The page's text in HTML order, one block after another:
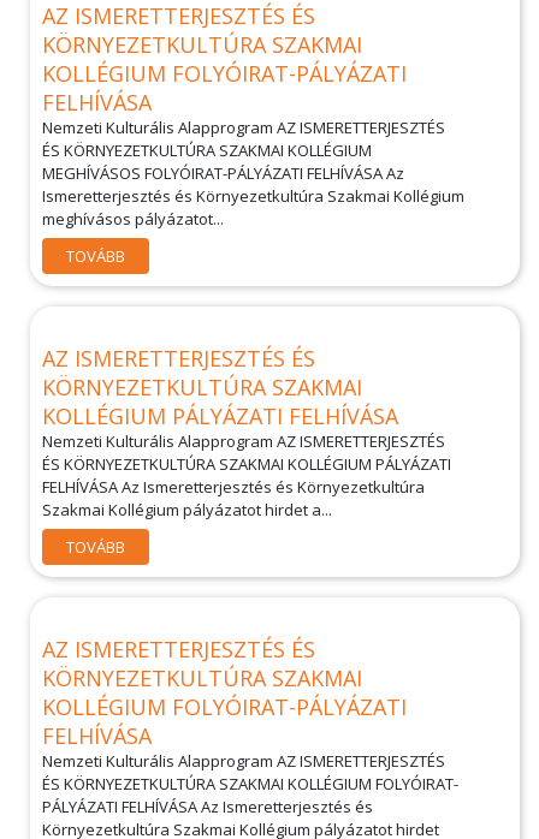
AZ ISMERETTERJESZTÉS ÉS
KÖRNYEZETKULTÚRA SZAKMAI
KOLLÉGIUM FOLYÓIRAT-PÁLYÁZATI
FELHÍVÁSA
Nemzeti Kulturális Alapprogram AZ ISMERETTERJESZTÉS
ÉS KÖRNYEZETKULTÚRA SZAKMAI KOLLÉGIUM
MEGHÍVÁSOS FOLYÓIRAT-PÁLYÁZATI FELHÍVÁSA Az
Ismeretterjesztés és Környezetkultúra Szakmai Kollégium
meghívásos pályázatot...
TOVÁBB
AZ ISMERETTERJESZTÉS ÉS
KÖRNYEZETKULTÚRA SZAKMAI
KOLLÉGIUM PÁLYÁZATI FELHÍVÁSA
Nemzeti Kulturális Alapprogram AZ ISMERETTERJESZTÉS
ÉS KÖRNYEZETKULTÚRA SZAKMAI KOLLÉGIUM PÁLYÁZATI
FELHÍVÁSA Az Ismeretterjesztés és Környezetkultúra
Szakmai Kollégium pályázatot hirdet a...
TOVÁBB
AZ ISMERETTERJESZTÉS ÉS
KÖRNYEZETKULTÚRA SZAKMAI
KOLLÉGIUM FOLYÓIRAT-PÁLYÁZATI
FELHÍVÁSA
Nemzeti Kulturális Alapprogram AZ ISMERETTERJESZTÉS
ÉS KÖRNYEZETKULTÚRA SZAKMAI KOLLÉGIUM FOLYÓIRAT-
PÁLYÁZATI FELHÍVÁSA Az Ismeretterjesztés és
Környezetkultúra Szakmai Kollégium pályázatot hirdet